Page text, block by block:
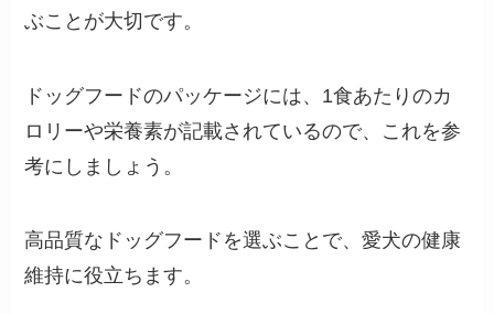
ぶことが大切です。
ドッグフードのパッケージには、1食あたりのカ
ロリーや栄養素が記載されているので、これを参
考にしましょう。
高品質なドッグフードを選ぶことで、愛犬の健康
維持に役立ちます。